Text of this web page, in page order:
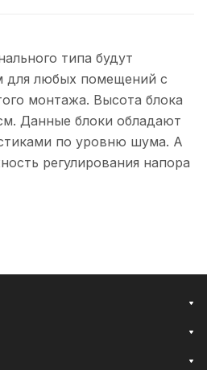
типа будут
для любых помещений с
монтажа. Высота блока
Данные блоки обладают
по уровню шума. А
регулирования напора